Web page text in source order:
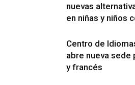
nuevas
en niñas y niños
Centro de
abre nueva sede
y francés